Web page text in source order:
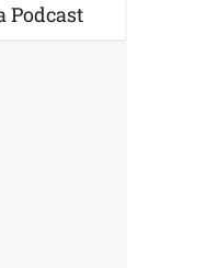
Podcast